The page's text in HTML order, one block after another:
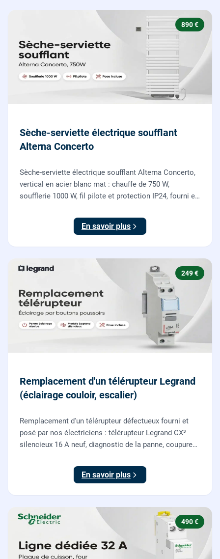
890 €
Sèche-serviette électrique soufflant
Alterna Concerto
Sèche-serviette électrique soufflant Alterna Concerto,
vertical en acier blanc mat : chauffe de 750 W,
soufflerie 1000 W, fil pilote et protection IP24, fourni et
En savoir plus
249 €
Remplacement d'un télérupteur Legrand
(éclairage couloir, escalier)
Remplacement d'un télérupteur défectueux fourni et
posé par nos électriciens : télérupteur Legrand CX³
silencieux 16 A neuf, diagnostic de la panne, coupure
boutons poussoirs.
En savoir plus
490 €